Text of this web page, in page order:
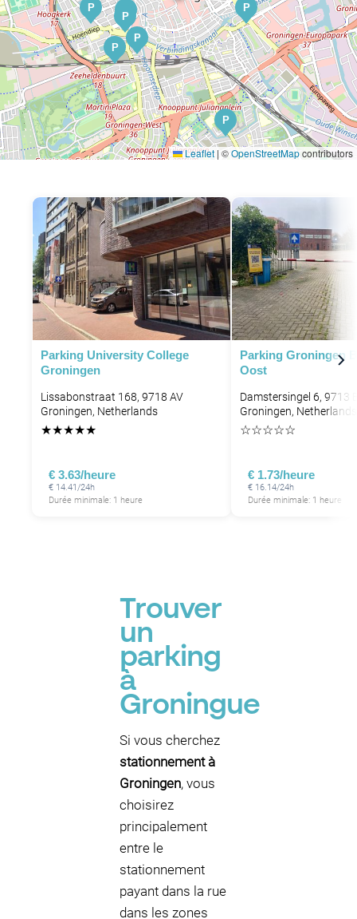
P
P
P
P
P
P
P
Leaflet | ©OpenStreetMapcontributors
Parking University College
Groningen
Lissabonstraat 168, 9718 AV
Groningen, Netherlands
★★★★★
€ 3.63/heure
€ 14.41/24h
Durée minimale: 1 heure
Parking Groningen
Oost
Damstersingel 6, 9713
Groningen, Netherlands
☆☆☆☆☆
€ 1.73/heure
€ 16.14/24h
Durée minimale: 1 heure
Trouver
un
parking
à
Groningue
Si vous cherchez
stationnement à
Groningen, vous
choisirez
principalement
entre le
stationnement
payant dans la rue
dans les zones